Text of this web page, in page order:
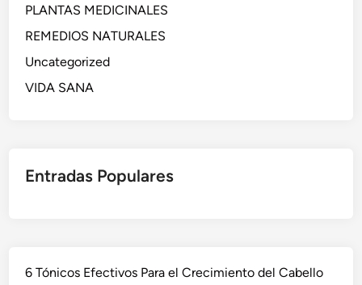
PLANTAS MEDICINALES
REMEDIOS NATURALES
Uncategorized
VIDA SANA
Entradas Populares
6 Tónicos Efectivos Para el Crecimiento del Cabello